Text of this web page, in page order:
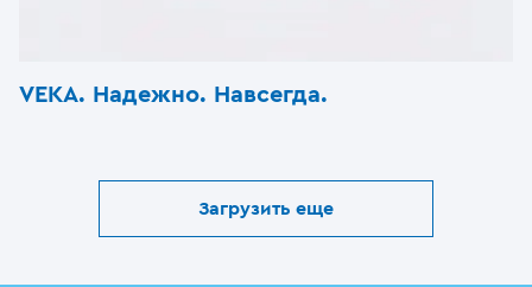
VEKA. Надежно. Навсегда.
Загрузить еще